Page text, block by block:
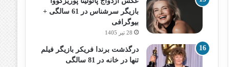
بازیگر سرشناس در 61 سالگی +
بیوگرافی
28 تیر 1405
درگذشت برندا فریکر بازیگر فیلم
تنها در خانه در 81 سالگی